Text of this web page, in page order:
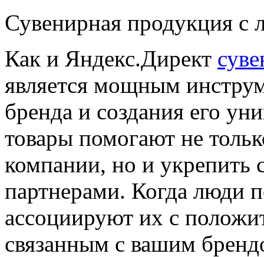
Сувенирная продукция с
Как и Яндекс.Директ
является мощным
бренда и создания его
товары помогают не
компании, но и укрепить
партнерами. Когда люди
ассоциируют их с
связанным с вашим